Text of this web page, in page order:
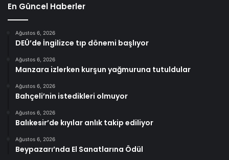
En Güncel Haberler
Ağustos 6, 2026
DEÜ’de İngilizce tıp dönemi başlıyor
Ağustos 6, 2026
Manzara izlerken kurşun yağmuruna tutuldular
Ağustos 6, 2026
Bahçeli’nin istedikleri olmuyor
Ağustos 6, 2026
Balıkesir’de kıyılar anlık takip ediliyor
Ağustos 6, 2026
Beypazarı’nda El Sanatlarına Ödül